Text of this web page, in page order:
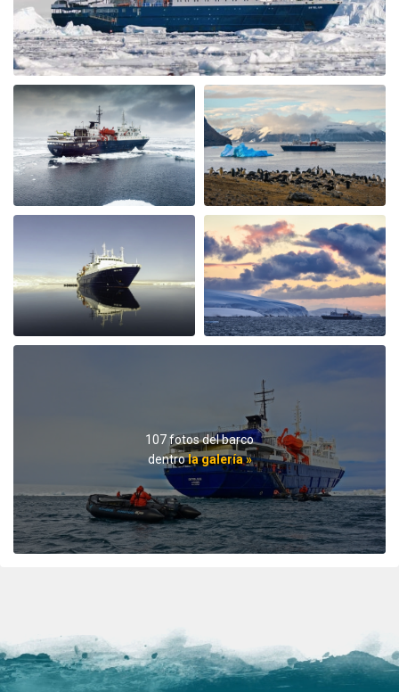
por Cornelia Kolar El Ártico
The animal and landscape sceneries we're great nur the
chinese guests being noisy and chaotic was very
disappointing, annoying and shocking to me.they
didn't respect nature and I hardly could enjoy the
silence of the Arctic as advertised. The food and crew
was adorable.
Spitzbergen intensiv
por SIBYLLE CLAUDIA HENNY RAKESEDER El Ártico
Eine eindrückliche Reise, tolle Natur & Tierwelt. Das
Expeditionsteam ist hervorragend und verfügt über ein
fundiertes Wissen. Die Crew leistet grossartige Arbeit,
Charme, der. Esssaal ist recht laut und die Gänge eng.
Voraus checken! Mit 75% Chinesen zu reisen ist etwas
gewöhnungsbedürftig.
Professionalism meets adventure
por Viktoria Draws El Ártico
107 fotos del barco
dentrola galería »